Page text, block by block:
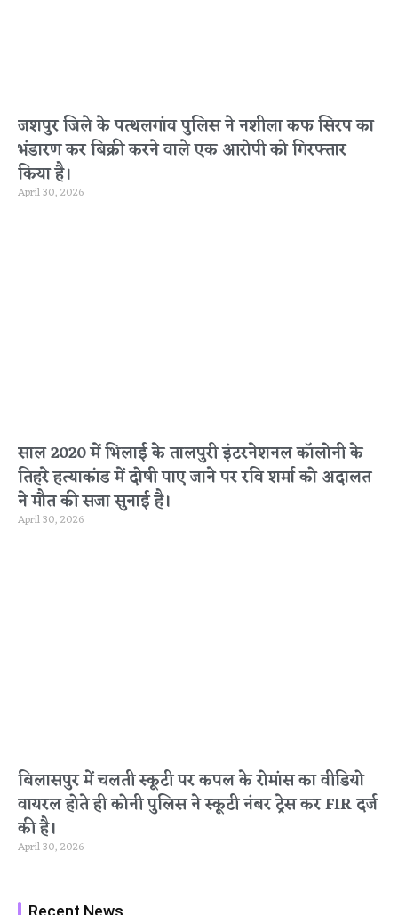
जशपुर जिले के पत्थलगांव पुलिस ने नशीला कफ सिरप का
भंडारण कर बिक्री करने वाले एक आरोपी को गिरफ्तार
किया है।
April 30, 2026
साल 2020 में भिलाई के तालपुरी इंटरनेशनल कॉलोनी के
तिहरे हत्याकांड में दोषी पाए जाने पर रवि शर्मा को अदालत
ने मौत की सजा सुनाई है।
April 30, 2026
बिलासपुर में चलती स्कूटी पर कपल के रोमांस का वीडियो
वायरल होते ही कोनी पुलिस ने स्कूटी नंबर ट्रेस कर FIR दर्ज
की है।
April 30, 2026
Recent News